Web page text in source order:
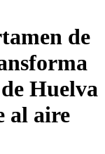
de
Huelva
al aire